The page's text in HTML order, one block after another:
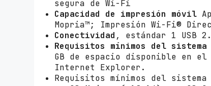
segura de Wi-Fi
Capacidad de impresión móvil
Mopria™; Impresión Wi-Fi®
Conectividad , estándar 1 USB
Requisitos mínimos del sistema
GB de espacio disponible en
Internet Explorer.
Requisitos mínimos del